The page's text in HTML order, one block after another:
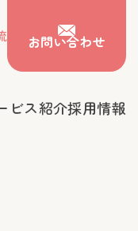
お問い合わせ
ビス紹介採用情報